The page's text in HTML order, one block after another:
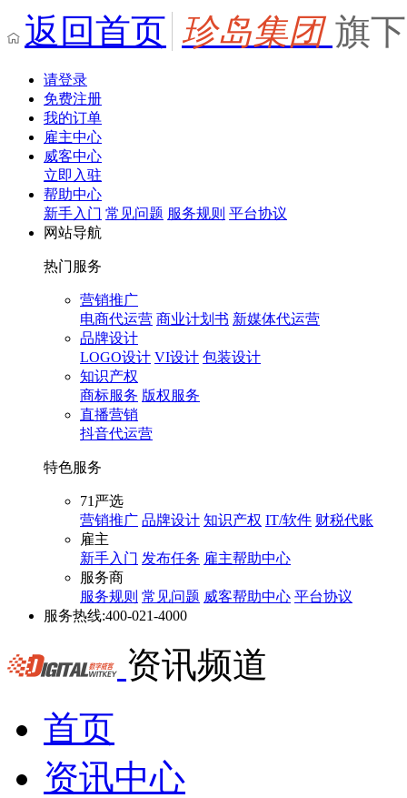
返回首页 珍岛集团 旗
请登录
免费注册
我的订单
雇主中心
威客中心
立即入驻
帮助中心
新手入门 常见问题 服务规则 平台协议
网站导航
热门服务
营销推广
电商代运营 商业计划书 新媒体代运营
品牌设计
LOGO设计 VI设计 包装设计
知识产权
商标服务 版权服务
直播营销
抖音代运营
特色服务
71严选
营销推广 品牌设计 知识产权 IT/软件 财税代账
雇主
新手入门 发布任务 雇主帮助中心
服务商
服务规则 常见问题 威客帮助中心 平台协议
服务热线:400-021-4000
资讯频道
首页
资讯中心